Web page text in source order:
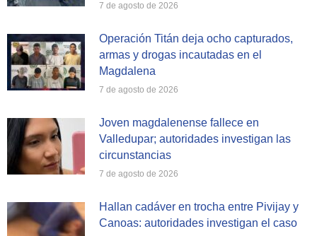
7 de agosto de 2026
Operación Titán deja ocho capturados,
armas y drogas incautadas en el
Magdalena
7 de agosto de 2026
Joven magdalenense fallece en
Valledupar; autoridades investigan las
circunstancias
7 de agosto de 2026
Hallan cadáver en trocha entre Pivijay y
Canoas: autoridades investigan el caso